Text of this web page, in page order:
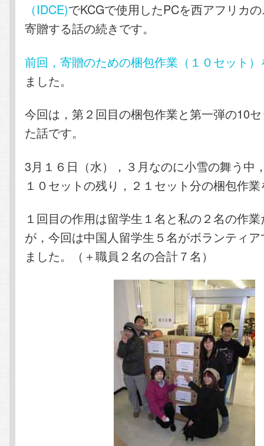
（IDCE)でKCGで使用したPCを西アフリカ
寄贈する話の続きです。
前回，寄贈のための梱包作業（１０セット
ました。
今回は，第２回目の梱包作業と第一弾の10
た話です。
3月１６日（水），３月なのに小雪の舞う中
１０セットの残り，２１セット分の梱包作
１回目の作用は留学生１名と私の２名の作
が，今回は中国人留学生５名がボランティ
ました。（＋職員２名の合計７名）